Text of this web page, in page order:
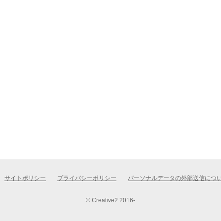
サイトポリシー プライバシーポリシー パーソナルデータの外部送信につ
© Creative2 2016-